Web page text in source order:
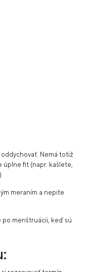
Nemá totiž
úplne fit (napr. kašlete,
meraním a nepite
po menštruácii, keď sú